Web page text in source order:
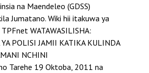
na Maendeleo (GDSS)
Jumatano. Wiki hii itakuwa ya
WATAWASILISHA:
POLISI JAMII KATIKA KULINDA
NCHINI
Tarehe 19 Oktoba, 2011 na